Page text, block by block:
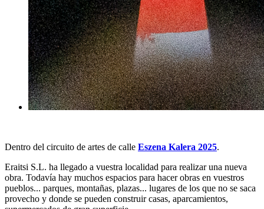
Dentro del circuito de artes de calle Eszena Kalera 2025.
Eraitsi S.L. ha llegado a vuestra localidad para realizar una nueva
obra. Todavía hay muchos espacios para hacer obras en vuestros
pueblos... parques, montañas, plazas... lugares de los que no se saca
provecho y donde se pueden construir casas, aparcamientos,